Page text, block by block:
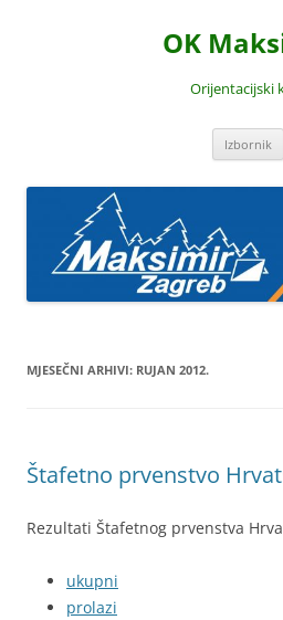
OK
Orijentacijski
Izbornik
MJESEČNI ARHIVI: RUJAN 2012.
Štafetno prvenstvo
Rezultati Štafetnog prvenstva
ukupni
prolazi